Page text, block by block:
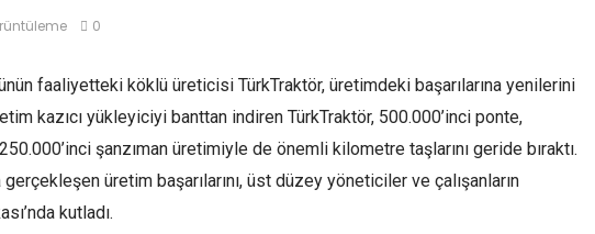
0
faaliyetteki köklü üreticisi TürkTraktör, üretimdeki başarılarına yenilerini
kazıcı yükleyiciyi banttan indiren TürkTraktör, 500.000’inci ponte,
şanzıman üretimiyle de önemli kilometre taşlarını geride bıraktı.
gerçekleşen üretim başarılarını, üst düzey yöneticiler ve çalışanların
kutladı.